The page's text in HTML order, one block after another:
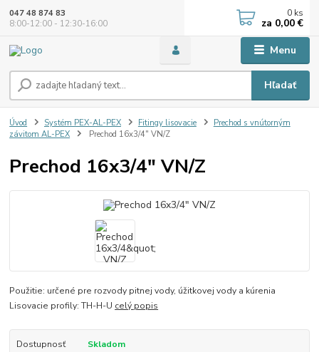
Menu
Hľadať
047 48 874 83
8:00-12:00 - 12:30-16:00
0 ks
za 0,00 €
Úvod Systém PEX-AL-PEX Fitingy lisovacie
Prechod s vnútorným
závitom AL-PEX
Prechod 16x3/4" VN/Z
Prechod 16x3/4" VN/Z
Použitie: určené pre rozvody pitnej vody, úžitkovej vody a kúrenia
Lisovacie profily: TH-H-U celý popis
Dostupnosť Skladom